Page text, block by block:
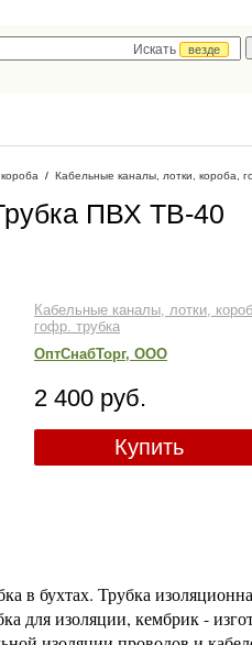
Искать
везде
/ Кабельные каналы, лотки, короба,
ПВХ ТВ-40
Кабельные каналы, лотки,
гофр. трубка
ОптСнабТорг, ООО
2 400 руб.
Купить
в бухтах. Трубка
для изоляции, кембрик -